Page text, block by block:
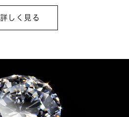
詳しく見る